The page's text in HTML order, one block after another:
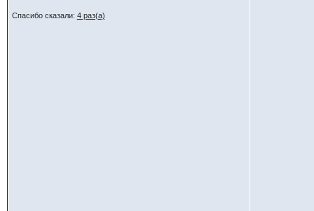
Спасибо сказали: 4 раз(а)